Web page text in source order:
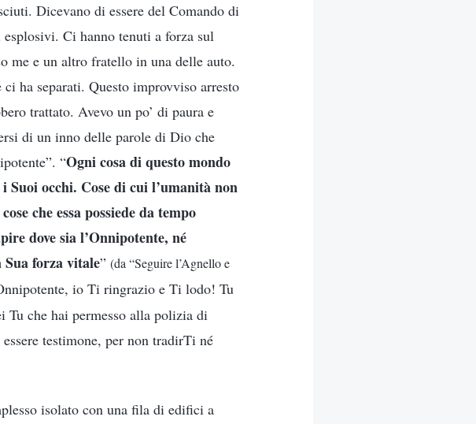
Dicevano di essere del Comando di
Ci hanno tenuti a forza sul
me e un altro fratello in una delle auto.
ha separati. Questo improvviso arresto
trattato. Avevo un po’ di paura e
di un inno delle parole di Dio che
“Ogni cosa di questo mondo
Suoi occhi. Cose di cui l’umanità non
che essa possiede da tempo
dove sia l’Onnipotente, né
Sua forza vitale” (da “Seguire l’Agnello e
io Ti ringrazio e Ti lodo! Tu
Tu che hai permesso alla polizia di
testimone, per non tradirTi né
isolato con una fila di edifici a